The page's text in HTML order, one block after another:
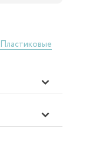
Пластиковые